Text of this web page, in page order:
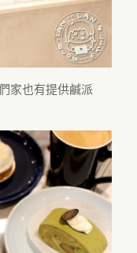
家也有提供鹹派